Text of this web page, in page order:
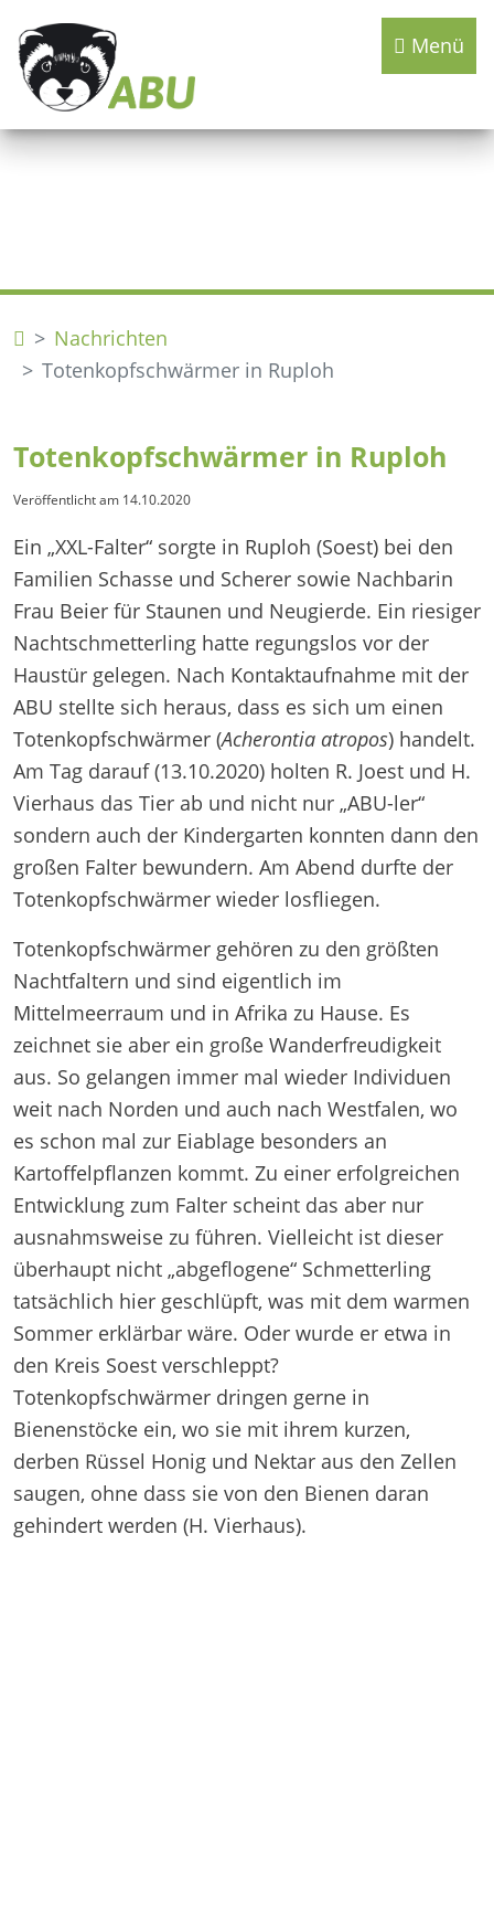
Menü
Nachrichten
Totenkopfschwärmer in Ruploh
Totenkopfschwärmer in Ruploh
Veröffentlicht am 14.10.2020
Ein „XXL-Falter“ sorgte in Ruploh (Soest) bei den
Familien Schasse und Scherer sowie Nachbarin
Frau Beier für Staunen und Neugierde. Ein riesiger
Nachtschmetterling hatte regungslos vor der
Haustür gelegen. Nach Kontaktaufnahme mit der
ABU stellte sich heraus, dass es sich um einen
Totenkopfschwärmer (Acherontia atropos) handelt.
Am Tag darauf (13.10.2020) holten R. Joest und H.
Vierhaus das Tier ab und nicht nur „ABU-ler“
sondern auch der Kindergarten konnten dann den
großen Falter bewundern. Am Abend durfte der
Totenkopfschwärmer wieder losfliegen.
Totenkopfschwärmer gehören zu den größten
Nachtfaltern und sind eigentlich im
Mittelmeerraum und in Afrika zu Hause. Es
zeichnet sie aber ein große Wanderfreudigkeit
aus. So gelangen immer mal wieder Individuen
weit nach Norden und auch nach Westfalen, wo
es schon mal zur Eiablage besonders an
Kartoffelpflanzen kommt. Zu einer erfolgreichen
Entwicklung zum Falter scheint das aber nur
ausnahmsweise zu führen. Vielleicht ist dieser
überhaupt nicht „abgeflogene“ Schmetterling
tatsächlich hier geschlüpft, was mit dem warmen
Sommer erklärbar wäre. Oder wurde er etwa in
den Kreis Soest verschleppt?
Totenkopfschwärmer dringen gerne in
Bienenstöcke ein, wo sie mit ihrem kurzen,
derben Rüssel Honig und Nektar aus den Zellen
saugen, ohne dass sie von den Bienen daran
gehindert werden (H. Vierhaus).